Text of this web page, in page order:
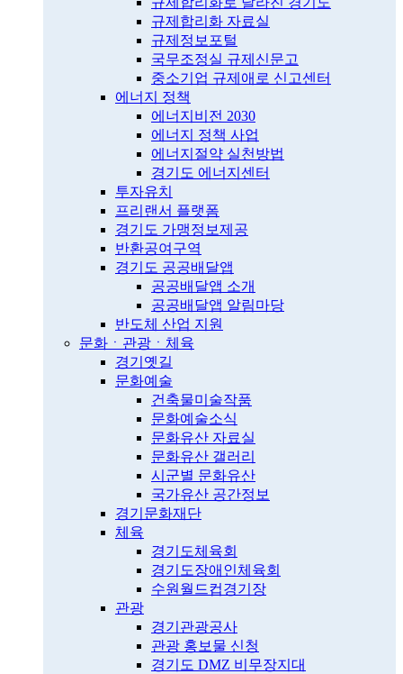
규제합리화 자료실
규제정보포털
국무조정실 규제신문고
중소기업 규제애로 신고센터
에너지 정책
에너지비전 2030
에너지 정책 사업
에너지절약 실천방법
경기도 에너지센터
투자유치
프리랜서 플랫폼
경기도 가맹정보제공
반환공여구역
경기도 공공배달앱
공공배달앱 소개
공공배달앱 알림마당
반도체 산업 지원
문화ㆍ관광ㆍ체육
경기옛길
문화예술
건축물미술작품
문화예술소식
문화유산 자료실
문화유산 갤러리
시군별 문화유산
국가유산 공간정보
경기문화재단
체육
경기도체육회
경기도장애인체육회
수원월드컵경기장
관광
경기관광공사
관광 홍보물 신청
경기도 DMZ 비무장지대